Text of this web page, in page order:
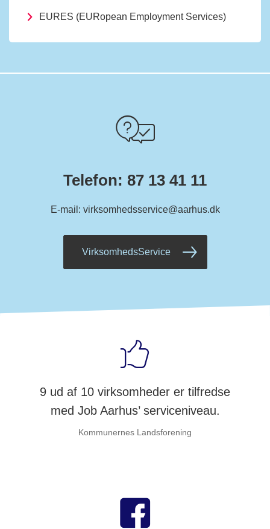
EURES (EURopean Employment Services)
Telefon: 87 13 41 11
E-mail: virksomhedsservice@aarhus.dk
VirksomhedsService
9 ud af 10 virksomheder er tilfredse
med Job Aarhus’ serviceniveau.
Kommunernes Landsforening